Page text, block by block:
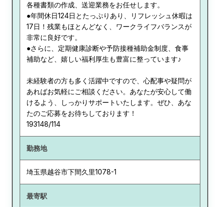
各種書類の作成、送迎業務をお任せします。
●年間休日124日とたっぷりあり、リフレッシュ休暇は
17日！残業もほとんどなく、ワークライフバランスが
非常に良好です。
●さらに、定期健康診断や予防接種補助金制度、食事
補助など、嬉しい福利厚生も豊富に整っています♪
未経験者の方も多く活躍中ですので、心配事や疑問が
あればお気軽にご相談ください。あなたが安心して働
けるよう、しっかりサポートいたします。ぜひ、あな
たのご応募をお待ちしております！
193148/114
勤務地
埼玉県越谷市下間久里1078-1
最寄駅